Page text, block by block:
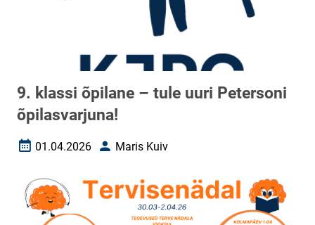
9. klassi õpilane – tule uuri Petersoni
õpilasvarjuna!
Loomise kuupäev
01.04.2026 AutorMaris Kuiv